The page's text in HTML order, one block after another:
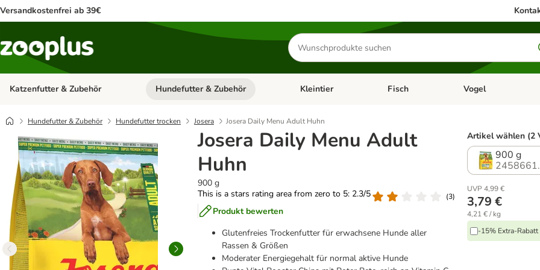
Versandkostenfrei ab 39€
Produkte
suchen
Katzenfutter & Zubehör Kategorie-Menü öffnen: Katzenfutter & Zubehör
Hundefutter & Zubehör Kategorie-Menü öffnen: Hundefutter & Zubehör
Kleintier Kategorie-Menü öffnen: Kleintier
Fisch Kategorie-Menü
Vogel
Hundefutter & Zubehör Hundefutter trocken Josera Josera Daily Menu Adult Huhn
Josera Daily Menu Adult
Huhn
900 g
This is a stars rating area from zero to 5: 2.3/5
(3)
Produkt bewerten
Glutenfreies Trockenfutter für erwachsene Hunde aller
Rassen & Größen
Moderater Energiegehalt für normal aktive Hunde
Artikel wählen (2
900 g
UVP 4,99 €
3,79 €
4,21 € / kg
-15% Extra-Rabatt